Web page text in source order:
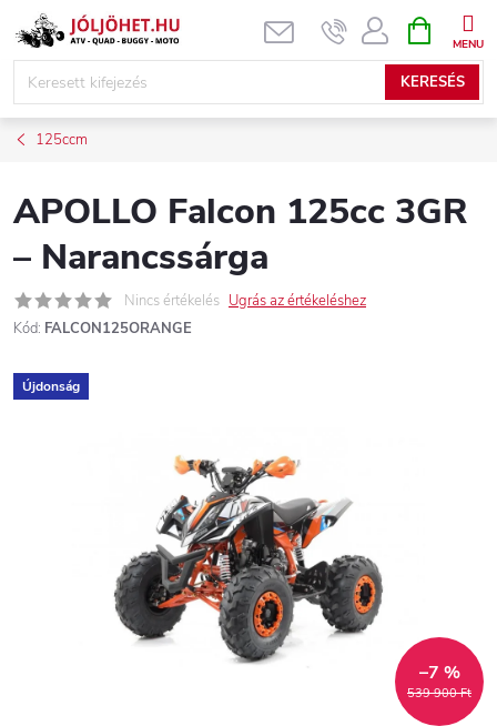
Ugrás
KERESÉS
KOSÁR
125ccm
APOLLO Falcon 125cc 3GR
– Narancssárga
Nincs értékelés Ugrás az értékeléshez
Kód: FALCON125ORANGE
Újdonság
539 900 Ft
–7 %